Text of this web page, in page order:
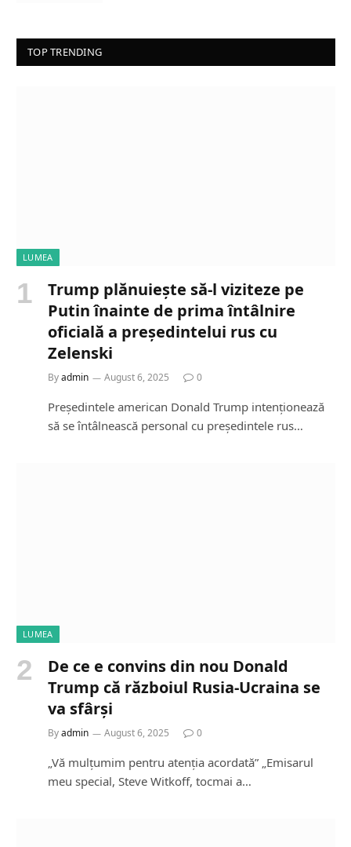
TOP TRENDING
LUMEA
Trump plănuiește să-l viziteze pe
Putin înainte de prima întâlnire
oficială a președintelui rus cu
Zelenski
Byadmin August 6, 2025 0
Președintele american Donald Trump intenționează
să se întâlnească personal cu președintele rus…
LUMEA
De ce e convins din nou Donald
Trump că războiul Rusia-Ucraina se
va sfârși
Byadmin August 6, 2025 0
„Vă mulțumim pentru atenția acordată” „Emisarul
meu special, Steve Witkoff, tocmai a…